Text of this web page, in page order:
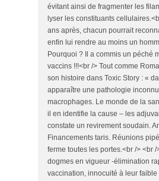
évitant ainsi de fragmenter les
lyser les constituants
ans après, chacun pourrait
enfin lui rendre au moins un
Pourquoi ? Il a commis un péché
vaccins !!!<br /> Tout comme
son histoire dans Toxic Story : «
apparaître une pathologie
macrophages. Le monde de la
il en identifie la cause – les
constate un revirement soudain.
Financements taris. Réunions
ferme toutes les portes.<br /> <br
dogmes en vigueur -élimination
vaccination, innocuité à leur